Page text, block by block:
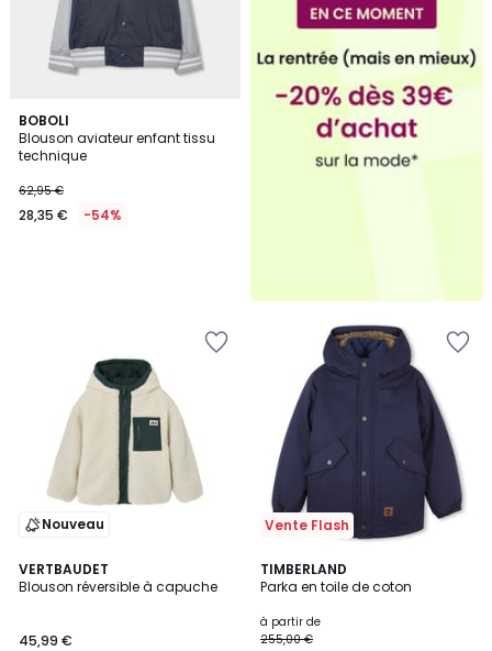
BOBOLI
Blouson aviateur enfant tissu
technique
62,95 €
28,35 € -54%
Nouveau
VERTBAUDET
Blouson réversible à capuche
45,99 €
2
Couleurs
Vente Flash
TIMBERLAND
Parka en toile de coton
à partir de
255,00 €